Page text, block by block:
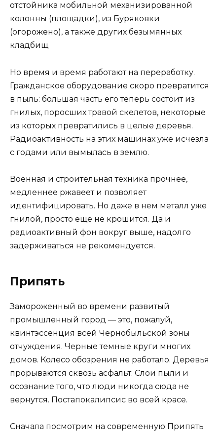
отстойника мобильной механизированной
колонны (площадки), из Буряковки
(огорожено), а также других безымянных
кладбищ
Но время и время работают на переработку.
Гражданское оборудование скоро превратится
в пыль: большая часть его теперь состоит из
гнилых, поросших травой скелетов, некоторые
из которых превратились в целые деревья.
Радиоактивность на этих машинах уже исчезла
с годами или вымылась в землю.
Военная и строительная техника прочнее,
медленнее ржавеет и позволяет
идентифицировать. Но даже в нем металл уже
гнилой, просто еще не крошится. Да и
радиоактивный фон вокруг выше, надолго
задерживаться не рекомендуется.
Припять
Замороженный во времени развитый
промышленный город — это, пожалуй,
квинтэссенция всей Чернобыльской зоны
отчуждения. Черные темные круги многих
домов. Колесо обозрения не работало. Деревья
прорываются сквозь асфальт. Слои пыли и
осознание того, что люди никогда сюда не
вернутся. Постапокалипсис во всей красе.
Сначала посмотрим на современную Припять